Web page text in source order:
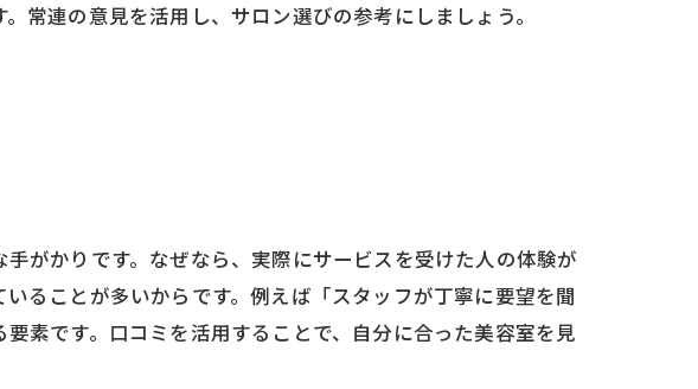
ービスの違い
のポイント
探すコツ
選び方の工夫
絞るコツ
常連の意見を活用し、サロン選びの参考にしましょう。
がかりです。なぜなら、実際にサービスを受けた人の体験が
ることが多いからです。例えば「スタッフが丁寧に要望を聞
素です。口コミを活用することで、自分に合った美容室を見